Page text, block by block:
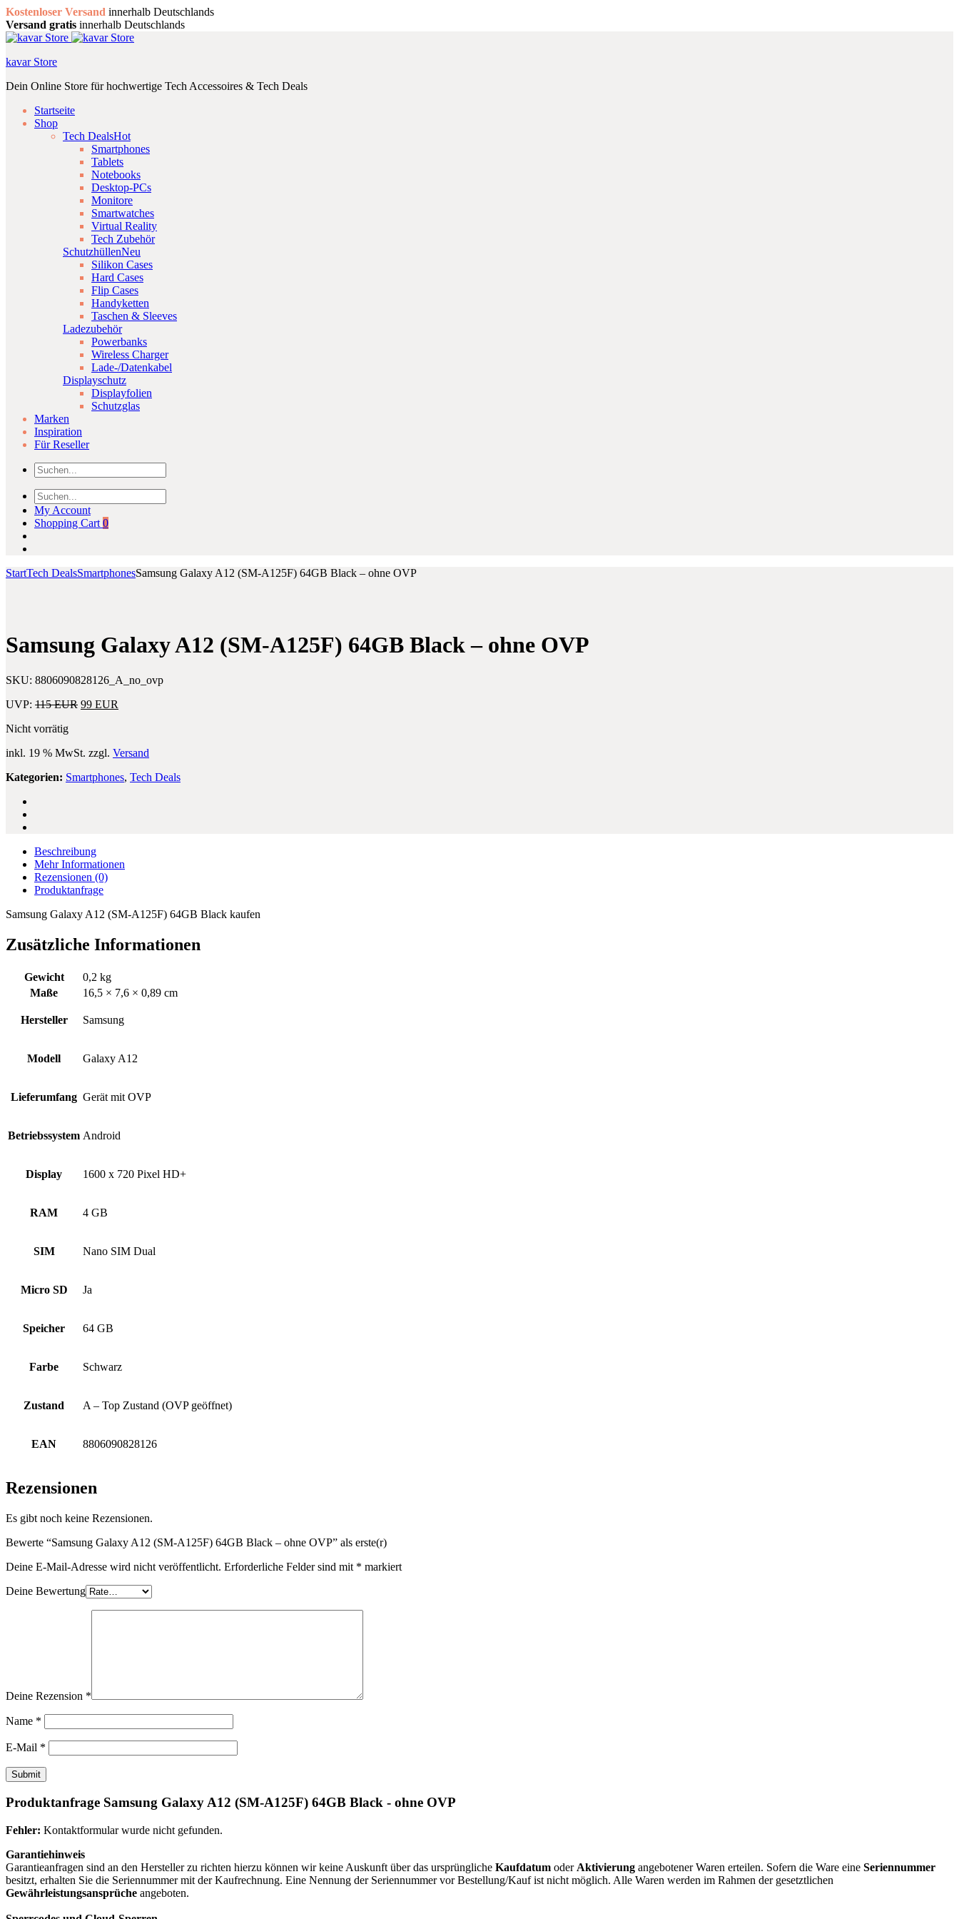
Kostenloser Versand innerhalb Deutschlands
Versand gratis innerhalb Deutschlands
kavar Store
Dein Online Store für hochwertige Tech Accessoires & Tech Deals
Startseite
Shop
Tech DealsHot
Smartphones
Tablets
Notebooks
Desktop-PCs
Monitore
Smartwatches
Virtual Reality
Tech Zubehör
SchutzhüllenNeu
Silikon Cases
Hard Cases
Flip Cases
Handyketten
Taschen & Sleeves
Ladezubehör
Powerbanks
Wireless Charger
Lade-/Datenkabel
Displayschutz
Displayfolien
Schutzglas
Marken
Inspiration
Für Reseller
My Account
Shopping Cart 0
StartTech DealsSmartphonesSamsung Galaxy A12 (SM-A125F) 64GB Black – ohne OVP
128GB
Twilight
tragbarer
Touchscreen-
Samsung Galaxy A12 (SM-A125F) 64GB Black – ohne OVP
SKU: 8806090828126_A_no_ovp
UVP: 115EUR Ursprünglicher
99 EUR
Nicht vorrätig
inkl. 19 % MwSt. zzgl. Versand
Kategorien: Smartphones, Tech Deals
Beschreibung
Mehr Informationen
Rezensionen (0)
Produktanfrage
Samsung Galaxy A12 (SM-A125F) 64GB Black kaufen
Zusätzliche Informationen
Gewicht
0,2 kg
Maße
16,5 × 7,6 × 0,89 cm
Hersteller Samsung
Modell Galaxy A12
Lieferumfang Gerät mit OVP
Betriebssystem Android
Display 1600 x 720 Pixel HD+
RAM 4 GB
SIM Nano SIM Dual
Micro SD Ja
Speicher 64 GB
Farbe Schwarz
Zustand A – Top Zustand (OVP geöffnet)
EAN 8806090828126
Rezensionen
Es gibt noch keine Rezensionen.
Bewerte “Samsung Galaxy A12 (SM-A125F) 64GB Black – ohne OVP” als erste(r)
Deine E-Mail-Adresse wird nicht veröffentlicht. Erforderliche Felder sind mit * markiert
Deine Bewertung
Deine Rezension *
Name *
E-Mail *
Produktanfrage Samsung Galaxy A12 (SM-A125F) 64GB Black - ohne OVP
Fehler: Kontaktformular wurde nicht gefunden.
Garantiehinweis
Garantieanfragen sind an den Hersteller zu richten hierzu können wir keine Auskunft über das ursprüngliche Kaufdatum oder Aktivierung angebotener Waren erteilen. Sofern die Ware eine Seriennummer
besitzt, erhalten Sie die Seriennummer mit der Kaufrechnung. Eine Nennung der Seriennummer vor Bestellung/Kauf ist nicht möglich. Alle Waren werden im Rahmen der gesetztlichen
Gewährleistungsansprüche angeboten.